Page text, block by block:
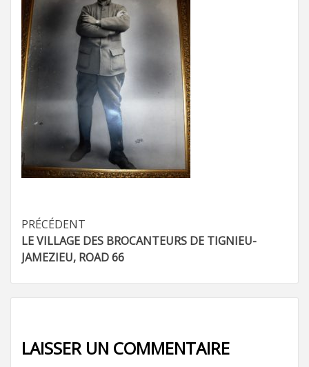
Navigation
d’article
PRÉCÉDENT
LE VILLAGE DES BROCANTEURS DE TIGNIEU-
JAMEZIEU, ROAD 66
LAISSER UN COMMENTAIRE